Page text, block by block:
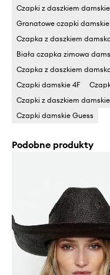
Czapki z daszkiem
Granatowe czapki damskie
Czapka z daszkiem
Biała czapka zimowa
Czapka z daszkiem
Czapki damskie 4F
Czapki z daszkiem
Czapki damskie Guess
Podobne produkty